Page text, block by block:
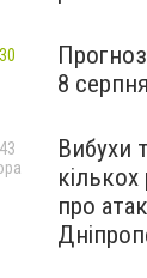
8
Вибухи
про